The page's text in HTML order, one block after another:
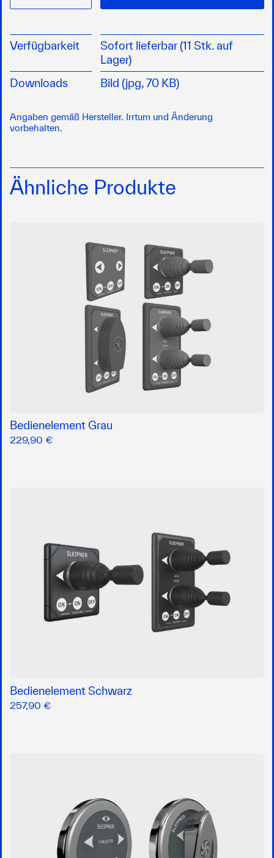
Verfügbarkeit
Sofort lieferbar (11 Stk. auf
Lager)
Downloads
Bild (jpg, 70 KB)
Angaben gemäß Hersteller. Irrtum und Änderung
vorbehalten.
Ähnliche Produkte
Bedienelement Grau
229,90 €
Bedienelement Schwarz
257,90 €